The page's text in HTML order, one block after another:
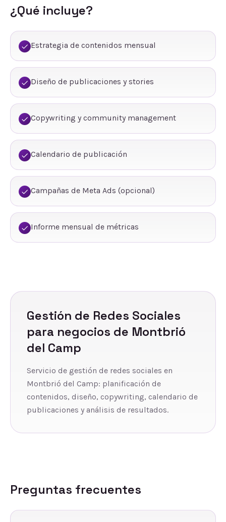
¿Qué incluye?
Estrategia de contenidos mensual
Diseño de publicaciones y stories
Copywriting y community management
Calendario de publicación
Campañas de Meta Ads (opcional)
Informe mensual de métricas
Gestión de Redes Sociales
para negocios de Montbrió
del Camp
Servicio de gestión de redes sociales en
Montbrió del Camp: planificación de
contenidos, diseño, copywriting, calendario de
publicaciones y análisis de resultados.
Preguntas frecuentes